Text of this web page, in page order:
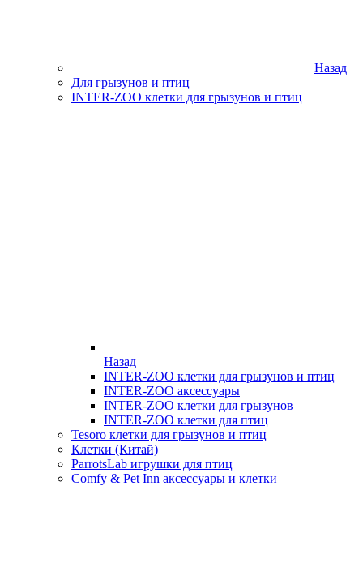
Назад
Для грызунов и птиц
INTER-ZOO клетки для грызунов и птиц
Назад
INTER-ZOO клетки для грызунов и птиц
INTER-ZOO аксессуары
INTER-ZOO клетки для грызунов
INTER-ZOO клетки для птиц
Tesoro клетки для грызунов и птиц
Клетки (Китай)
ParrotsLab игрушки для птиц
Comfy & Pet Inn аксессуары и клетки